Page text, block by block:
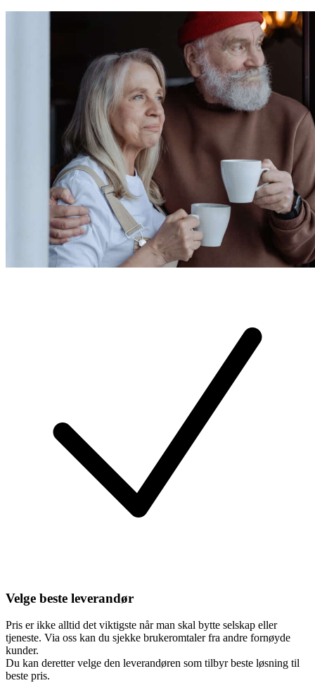
Velge beste leverandør
Pris er ikke alltid det viktigste når man skal bytte selskap eller
tjeneste. Via oss kan du sjekke brukeromtaler fra andre fornøyde
kunder.
Du kan deretter velge den leverandøren som tilbyr beste løsning til
beste pris.